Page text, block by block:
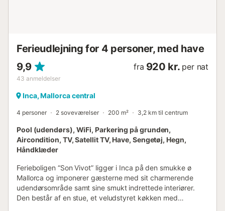
Ferieudlejning for 4 personer, med have
9,9
43 anmeldelser
fra 920 kr. per nat
Inca, Mallorca central
4 personer 2 soveværelser 200 m² 3,2 km til centrum
Pool (udendørs), WiFi, Parkering på grunden,
Aircondition, TV, Satellit TV, Have, Sengetøj, Hegn,
Håndklæder
Ferieboligen “Son Vivot” ligger i Inca på den smukke ø
Mallorca og imponerer gæsterne med sit charmerende
udendørsområde samt sine smukt indrettede interiører.
Den består af en stue, et veludstyret køkken med